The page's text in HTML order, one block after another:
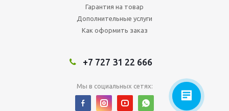
Гарантия на товар
Дополнительные услуги
Как оформить заказ
+7 727 31 22 666
Мы в социальных сетях: